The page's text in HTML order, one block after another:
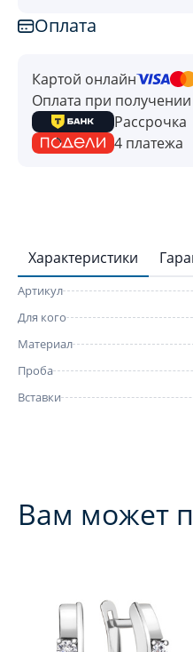
Оплата
Картой онлайн
Оплата при получении
Рассрочка
4 платежа
Характеристики
Артикул
Для кого
Материал
Проба
Вставки
Вам может